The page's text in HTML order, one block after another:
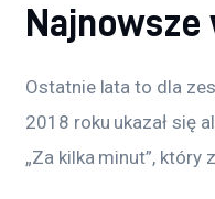
Ostatnie lata to dla
2018 roku ukazał się
„Za kilka minut”, który